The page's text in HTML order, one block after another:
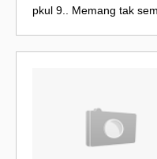
pkul 9.. Memang tak